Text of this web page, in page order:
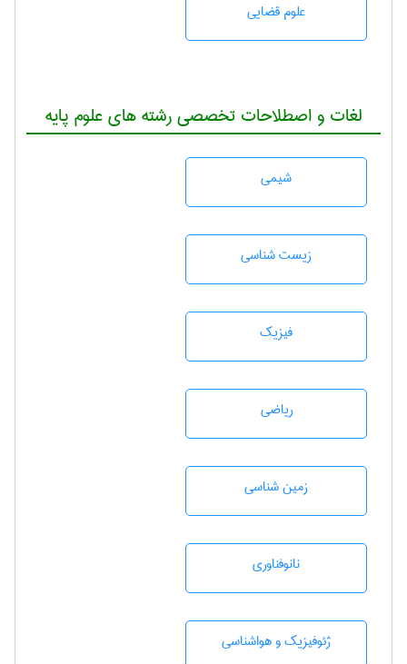
علوم قضایی
لغات و اصطلاحات تخصصی رشته های علوم پایه
شيمی
زيست شناسی
فیزیک
رياضی
زمين شناسی
نانوفناوری
ژئوفيزيك و هواشناسی